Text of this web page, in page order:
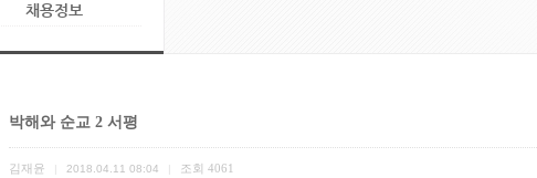
채용정보
박해와 순교 2 서평
김재윤 2018.04.11 08:04 조회 4061